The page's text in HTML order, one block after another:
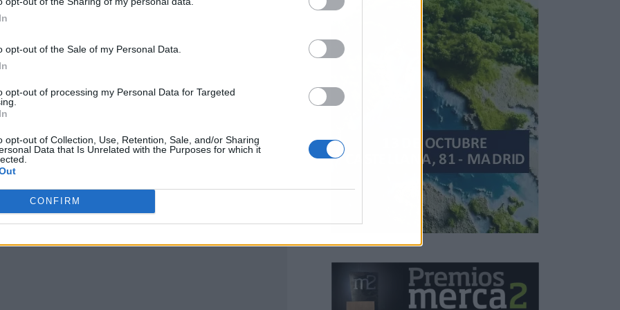
opt-out of the Sale of my Personal Data.
opt-out of processing my Personal Data for Targeted
opt-out of Collection, Use, Retention, Sale, and/or Sharing
Data that Is Unrelated with the Purposes for which it
CONFIRM